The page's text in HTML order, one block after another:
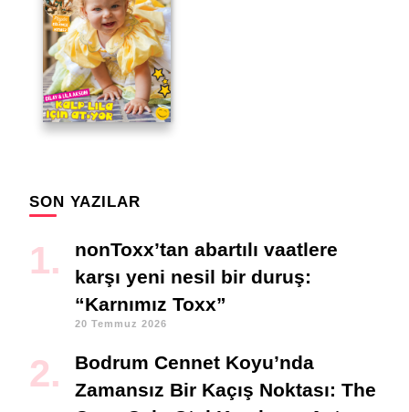
SON YAZILAR
nonToxx’tan abartılı vaatlere
karşı yeni nesil bir duruş:
“Karnımız Toxx”
20 Temmuz 2026
Bodrum Cennet Koyu’nda
Zamansız Bir Kaçış Noktası: The